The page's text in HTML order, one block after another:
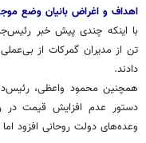
اهداف و اغراض بانیان وضع
با اینکه چندی پیش خبر
تن از مدیران گمرکات از
دادند.
همچنین محمود واعظی،
دستور عدم افزایش قیمت در
وعده‌های دولت روحانی افزود